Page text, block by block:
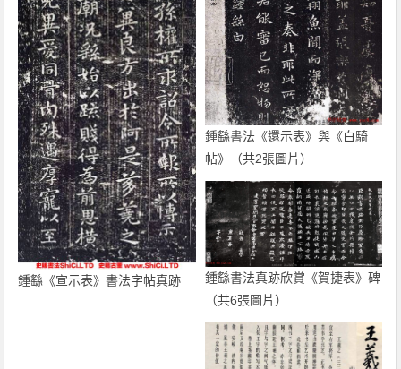
鍾繇《宣示表》書法字帖真跡
鍾繇書法《還示表》與《白騎
帖》（共2張圖片）
鍾繇書法真跡欣賞《賀捷表》碑
（共6張圖片）